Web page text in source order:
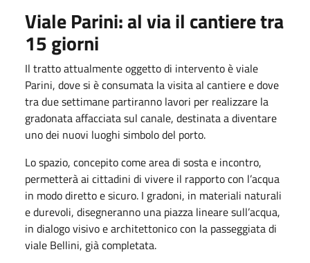
Viale Parini: al via il cantiere tra
15 giorni
Il tratto attualmente oggetto di intervento è viale
Parini, dove si è consumata la visita al cantiere e dove
tra due settimane partiranno lavori per realizzare la
gradonata affacciata sul canale, destinata a diventare
uno dei nuovi luoghi simbolo del porto.
Lo spazio, concepito come area di sosta e incontro,
permetterà ai cittadini di vivere il rapporto con l’acqua
in modo diretto e sicuro. I gradoni, in materiali naturali
e durevoli, disegneranno una piazza lineare sull’acqua,
in dialogo visivo e architettonico con la passeggiata di
viale Bellini, già completata.